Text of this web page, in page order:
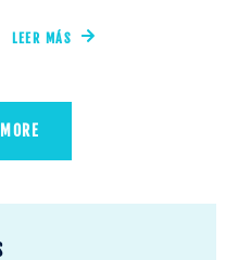
LEER MÁS